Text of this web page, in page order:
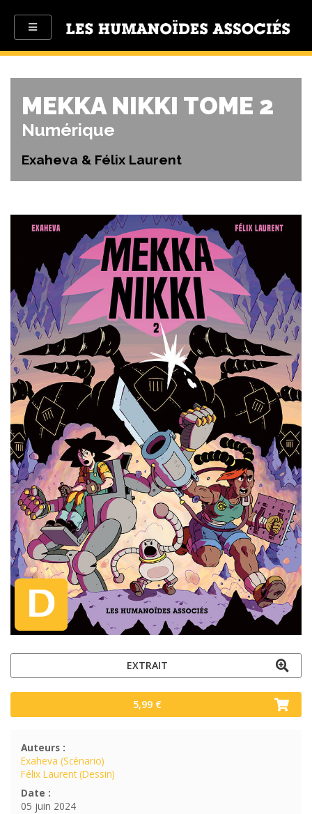
MEKKA NIKKI TOME 2
Numérique
Exaheva & Félix Laurent
EXTRAIT
5,99 €
Auteurs :
Exaheva (Scénario)
Félix Laurent (Dessin)
Date :
05 juin 2024